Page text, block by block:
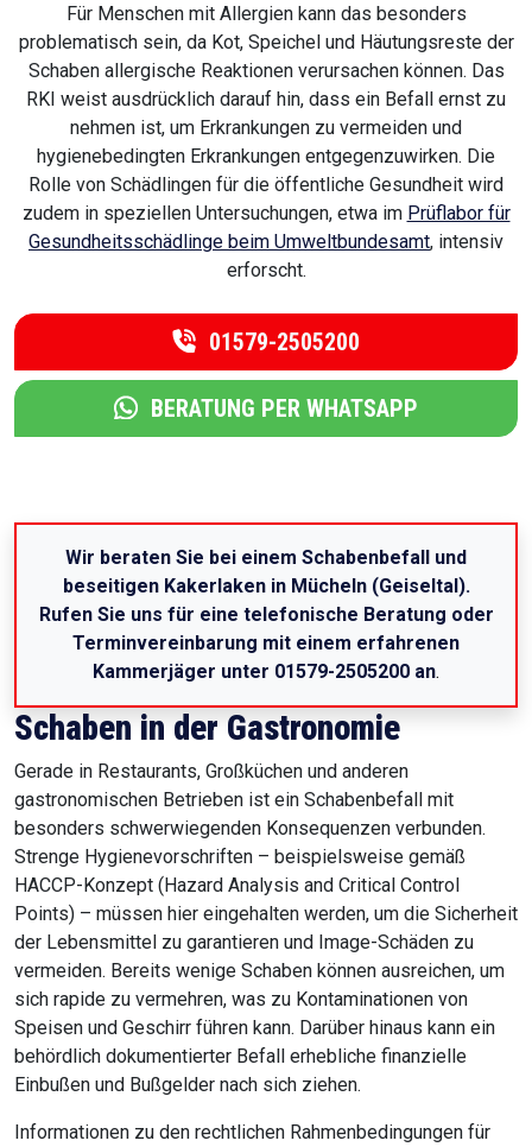
Für Menschen mit Allergien kann das besonders
problematisch sein, da Kot, Speichel und Häutungsreste der
Schaben allergische Reaktionen verursachen können. Das
RKI weist ausdrücklich darauf hin, dass ein Befall ernst zu
nehmen ist, um Erkrankungen zu vermeiden und
hygienebedingten Erkrankungen entgegenzuwirken. Die
Rolle von Schädlingen für die öffentliche Gesundheit wird
zudem in speziellen Untersuchungen, etwa im Prüflabor für
Gesundheitsschädlinge beim Umweltbundesamt, intensiv
erforscht.
01579-2505200
BERATUNG PER WHATSAPP
Wir beraten Sie bei einem Schabenbefall und
beseitigen Kakerlaken in Mücheln (Geiseltal).
Rufen Sie uns für eine telefonische Beratung oder
Terminvereinbarung mit einem erfahrenen
Kammerjäger unter 01579-2505200 an.
Schaben in der Gastronomie
Gerade in Restaurants, Großküchen und anderen
gastronomischen Betrieben ist ein Schabenbefall mit
besonders schwerwiegenden Konsequenzen verbunden.
Strenge Hygienevorschriften – beispielsweise gemäß
HACCP-Konzept (Hazard Analysis and Critical Control
Points) – müssen hier eingehalten werden, um die Sicherheit
der Lebensmittel zu garantieren und Image-Schäden zu
vermeiden. Bereits wenige Schaben können ausreichen, um
sich rapide zu vermehren, was zu Kontaminationen von
Speisen und Geschirr führen kann. Darüber hinaus kann ein
behördlich dokumentierter Befall erhebliche finanzielle
Einbußen und Bußgelder nach sich ziehen.
Informationen zu den rechtlichen Rahmenbedingungen für